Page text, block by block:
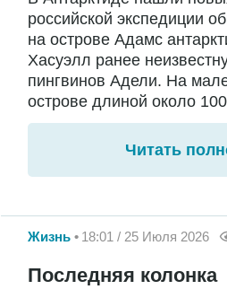
российской экспедиции
на острове Адамс
Хасуэлл ранее
пингвинов Адели. На
острове длиной около
Читать
Жизнь 18:01 / 25 Июля 2026
Последняя колонка